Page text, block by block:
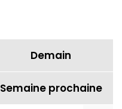
Demain
Semaine prochaine